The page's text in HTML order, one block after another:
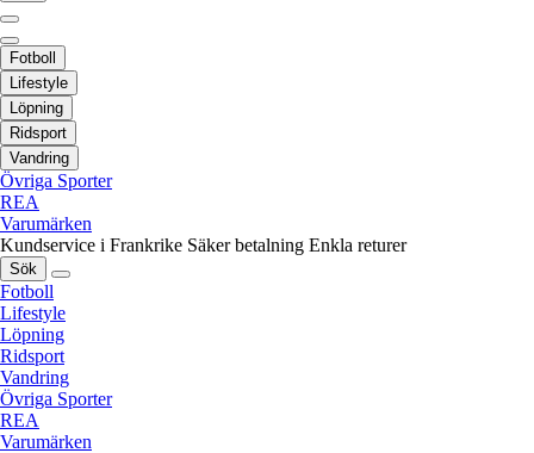
Fotboll
Lifestyle
Löpning
Ridsport
Vandring
Övriga Sporter
REA
Varumärken
Kundservice i Frankrike Säker betalning Enkla returer
Sök
Fotboll
Lifestyle
Löpning
Ridsport
Vandring
Övriga Sporter
REA
Varumärken